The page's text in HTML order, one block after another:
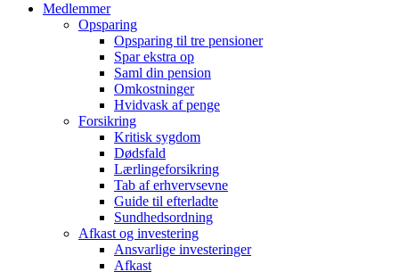
Medlemmer
Opsparing
Opsparing til tre pensioner
Spar ekstra op
Saml din pension
Omkostninger
Hvidvask af penge
Forsikring
Kritisk sygdom
Dødsfald
Lærlingeforsikring
Tab af erhvervsevne
Guide til efterladte
Sundhedsordning
Afkast og investering
Ansvarlige investeringer
Afkast